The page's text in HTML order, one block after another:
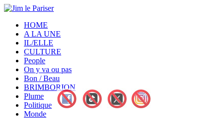
HOME
A LA UNE
IL/ELLE
CULTURE
People
On y va ou pas
Bon / Beau
BRIMBORION
Plume
Politique
Monde